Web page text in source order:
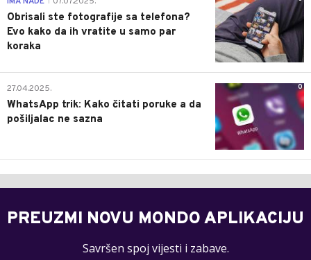
Obrisali ste fotografije sa telefona?
Evo kako da ih vratite u samo par
koraka
0
27.04.2025.
WhatsApp trik: Kako čitati poruke a da
pošiljalac ne sazna
PREUZMI NOVU MONDO APLIKACIJU
Savršen spoj vijesti i zabave.